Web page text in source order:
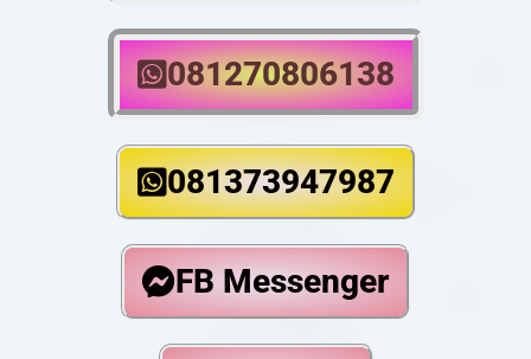
081270806138
081373947987
FB Messenger